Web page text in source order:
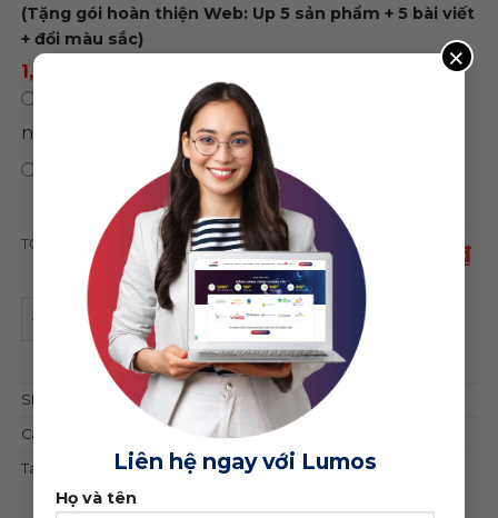
Liên hệ ngay với Lumos
Họ và tên
×
(Tặng gói hoàn thiện Web: Up 5 sản phẩm + 5 bài viết
+ đổi màu sắc)
1,500,000 ₫
Chỉ mua theme, không sử dụng hosting
năm
Bảo hành trọn đời web 0 ₫
TỔNG CỘNG 1,950,000 ₫
Theme wordpress nhà hàng 03 quantity
ĐẶT MUA GIAO DIỆN
SKU:
Category: Thực phẩm - Thuốc
Tag: nhà hàng